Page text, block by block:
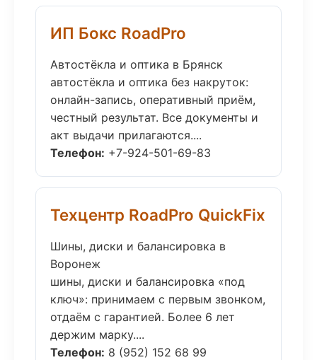
ИП Бокс RoadPro
Автостёкла и оптика в Брянск
автостёкла и оптика без накруток:
онлайн-запись, оперативный приём,
честный результат. Все документы и
акт выдачи прилагаются....
Телефон: +7-924-501-69-83
Техцентр RoadPro QuickFix
Шины, диски и балансировка в
Воронеж
шины, диски и балансировка «под
ключ»: принимаем с первым звонком,
отдаём с гарантией. Более 6 лет
держим марку....
Телефон: 8 (952) 152 68 99